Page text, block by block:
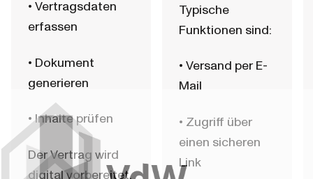
• Vertragsdaten
erfassen
• Dokument
generieren
• Inhalte prüfen
Der Vertrag wird
digital vorbereitet.
Typische
Funktionen sind:
• Versand per E-
Mail
• Zugriff über
einen sicheren
Link